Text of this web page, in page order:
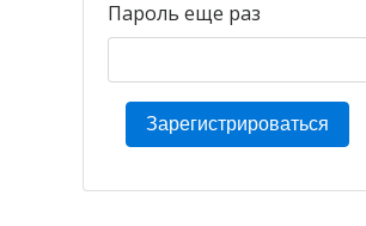
Пароль еще раз
Зарегистрироваться